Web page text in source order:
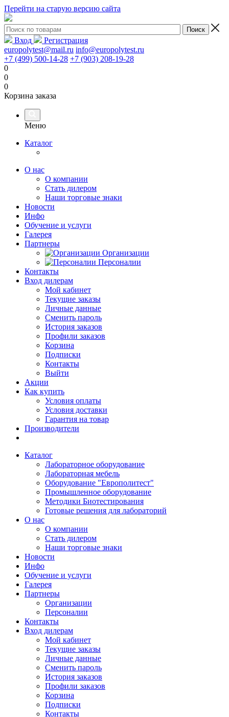
Перейти на старую версию сайта
Вход
Регистрация
europolytest@mail.ru info@europolytest.ru
+7 (499) 500-14-28 +7 (903) 208-19-28
0
0
0
Корзина заказа
Меню
Каталог
О нас
О компании
Стать дилером
Наши торговые знаки
Новости
Инфо
Обучение и услуги
Галерея
Партнеры
Организации
Персоналии
Контакты
Вход дилерам
Мой кабинет
Текущие заказы
Личные данные
Сменить пароль
История заказов
Профили заказов
Корзина
Подписки
Контакты
Выйти
Акции
Как купить
Условия оплаты
Условия доставки
Гарантия на товар
Производители
Каталог
Лабораторное оборудование
Лабораторная мебель
Оборудование "Европолитест"
Промышленное оборудование
Методики Биотестирования
Готовые решения для лабораторий
О нас
О компании
Стать дилером
Наши торговые знаки
Новости
Инфо
Обучение и услуги
Галерея
Партнеры
Организации
Персоналии
Контакты
Вход дилерам
Мой кабинет
Текущие заказы
Личные данные
Сменить пароль
История заказов
Профили заказов
Корзина
Подписки
Контакты